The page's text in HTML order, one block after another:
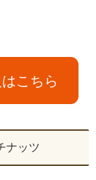
こちら
ナッツ